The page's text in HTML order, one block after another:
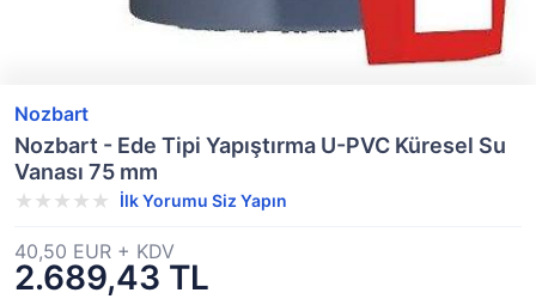
Nozbart
Nozbart - Ede Tipi Yapıştırma U-PVC Küresel Su
Vanası 75 mm
İlk Yorumu Siz Yapın
2.689,43 TL
40,50 EUR + KDV